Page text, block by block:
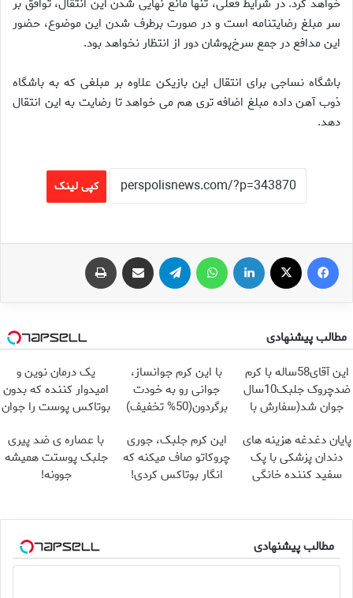
خواهد کرد. در شرایط فعلی، تنها مانع نهایی شدن این انتقال، توافق بر
سر مبلغ رضایتنامه است و در صورت برطرف شدن این موضوع، حضور
این مدافع در جمع سرخ‌پوشان دور از انتظار نخواهد بود.
باشگاه نساجی برای انتقال این بازیکن علاوه بر مبلغی که به باشگاه
ذوب آهن داده مبلغ اضافه تری هم می خواهد تا رضایت به این انتقال
دهد.
کپی لینک
فیس بوک لینکدین تلگرام اشتراک گذاری از طریق ایمیل
مطالب پیشنهادی
این آقای58ساله با کرم
ضدچروک جلبک10سال
جوان شد(سفارش با
با این کرم جوانساز،
جوانی رو به خودت
برگردون(50% تخفیف)
یک درمان نوین و
امیدوار کننده که بدون
بوتاکس پوست را جوان
پایان دغدغه هزینه های
دندان پزشکی با پک
سفید کننده خانگی
این کرم جلبک، جوری
چروکاتو صاف میکنه که
انگار بوتاکس کردی!
با عصاره ی ضد پیری
جلبک پوستت همیشه
جوونه!
مطالب پیشنهادی